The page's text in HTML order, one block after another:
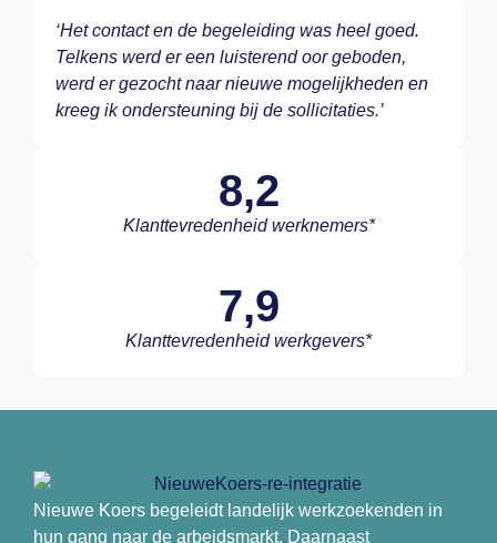
‘Het contact en de begeleiding was heel goed.
Telkens werd er een luisterend oor geboden,
werd er gezocht naar nieuwe mogelijkheden en
kreeg ik ondersteuning bij de sollicitaties.’
8,2
Klanttevredenheid werknemers*
7,9
Klanttevredenheid werkgevers*
Nieuwe Koers begeleidt landelijk werkzoekenden in
hun gang naar de arbeidsmarkt. Daarnaast